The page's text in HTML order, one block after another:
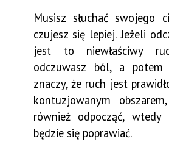
Musisz słuchać swojego
czujesz się lepiej. Jeżeli
jest to niewłaściwy
odczuwasz ból, a
znaczy, że ruch jest
kontuzjowanym
również odpocząć,
będzie się poprawiać.